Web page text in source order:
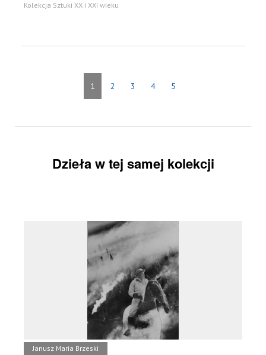
Kolekcja Sztuki XX i XXI wieku
1 2 3 4 5
Dzieła w tej samej kolekcji
Janusz Maria Brzeski